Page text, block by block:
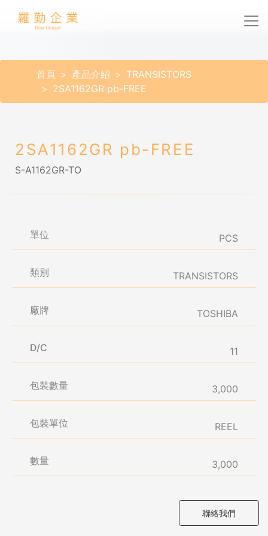
首頁 產品介紹
TRANSISTORS
2SA1162GR pb-FREE
2SA1162GR pb-FREE
S-A1162GR-TO
單位 PCS
類別 TRANSISTORS
廠牌 TOSHIBA
D/C 11
包裝數量 3,000
包裝單位 REEL
數量 3,000
聯絡我們